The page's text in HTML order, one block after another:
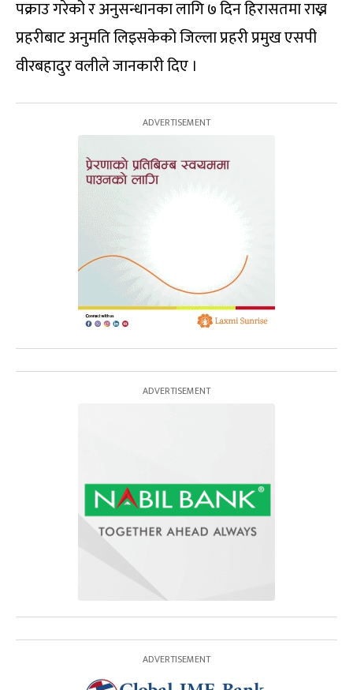
पक्राउ गरेको र अनुसन्धानका लागि ७ दिन हिरासतमा राख्न
प्रहरीबाट अनुमति लिइसकेको जिल्ला प्रहरी प्रमुख एसपी
वीरबहादुर वलीले जानकारी दिए ।